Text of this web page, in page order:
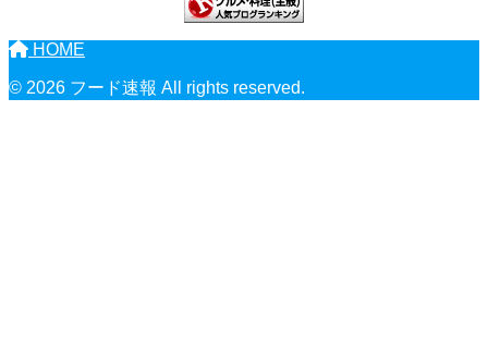
HOME
© 2026 フード速報 All rights reserved.